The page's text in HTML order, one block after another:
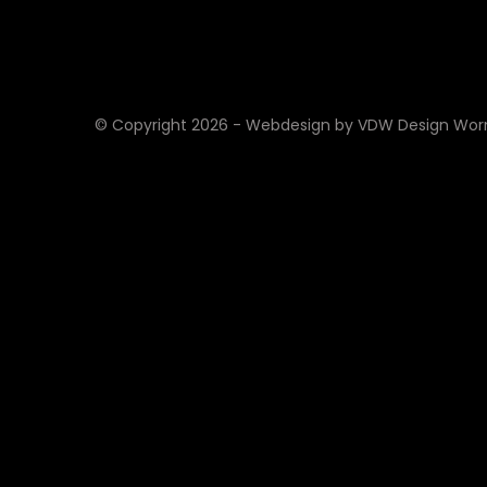
© Copyright 2026 - Webdesign by VDW Design